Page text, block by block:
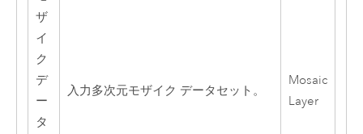
ザ
イ
ク
デ
ー
タ
入力多次元モザイク データセット。
Mosaic
Layer